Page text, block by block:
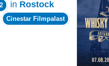
in Rostock
Cinestar Filmpalast